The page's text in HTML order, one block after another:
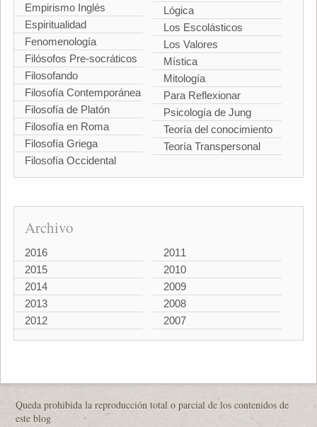
Empirismo Inglés
Espiritualidad
Fenomenología
Filósofos Pre-socráticos
Filosofando
Filosofía Contemporánea
Filosofía de Platón
Filosofía en Roma
Filosofía Griega
Filosofía Occidental
Lógica
Los Escolásticos
Los Valores
Mística
Mitología
Para Reflexionar
Psicología de Jung
Teoría del conocimiento
Teoría Transpersonal
Archivo
2016
2015
2014
2013
2012
2011
2010
2009
2008
2007
Queda prohibida la reproducción total o parcial de los contenidos de
este blog